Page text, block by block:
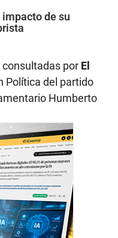
impacto de su
por El
Política del partido
Humberto